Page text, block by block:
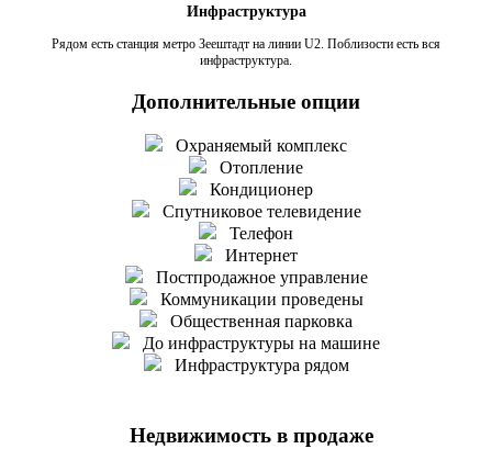
Инфраструктура
Рядом есть станция метро Зеештадт на линии U2. Поблизости есть вся
инфраструктура.
Дополнительные опции
Охраняемый комплекс
Отопление
Кондиционер
Спутниковое телевидение
Телефон
Интернет
Постпродажное управление
Коммуникации проведены
Общественная парковка
До инфраструктуры на машине
Инфраструктура рядом
Недвижимость в продаже